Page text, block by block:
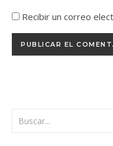
Recibir un correo